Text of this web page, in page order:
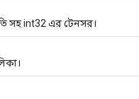
সহ int32 এর টেনসর।